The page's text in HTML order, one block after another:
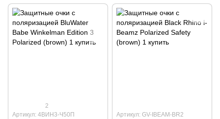
2
Артикул: 4ВИН3-Ч50П
Артикул: GV-IBEAM-BR2